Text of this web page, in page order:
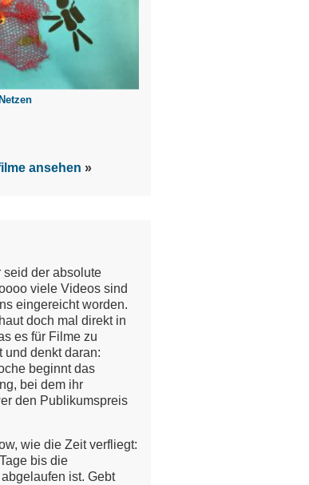
ansehen
seid der absolute
viele Videos sind
eingereicht worden.
doch mal direkt in
es für Filme zu
und denkt daran:
beginnt das
bei dem ihr
den Publikumspreis
wie die Zeit verfliegt:
bis die
ist. Gebt